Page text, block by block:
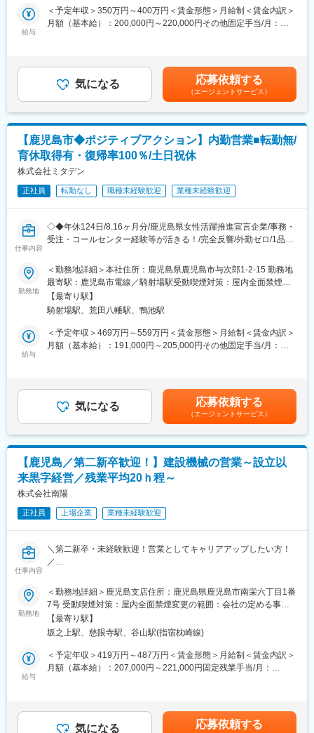
・残業月15時間以内
■企業魅力
大手企業との取引実績を持ち、建設業界向けのICT・DX支援を展
開。多様なIT商材を活用し、現場の効率化と省力化に貢献してい
ます。詳細は以下をご参照ください。
変更の範囲：会社の定める業務
いて帰るなど、ワークライフバランスが取れる環境です。
・現場納品、現場実測、見積作成
・工事関係者との打合せ、職人の手配
す。これまでの業務経験だけでなく、明るく、ハキハキとコミュ
ニケーションが取れる方を歓迎します！
■担当エリア：
各県に営業所がある為、県外出張はほとんどございません。
担当エリアでの営業活動を中心に実施頂きます！
■研修制度
未経験の方は、慣れるまで先輩社員が同行します。
★入社後1か月
からスタートし、メーカーさんの勉強会、ショールーム見学）
・電話受注からスタート
★3か月～半年
■当社について：
地域に密着した営業活動と 迅速な商品の流通、きめ細やかなサー
ビス体制の確立をめざして、九州一円にネットワークを整備。福
岡市天神の本社を拠点とし、福岡東・福岡西・福岡南・北九州・
山口・長崎・熊本・大分・宮崎・鹿児島に営業所、久留米に出張
所を展開しています。また、沖縄には総代理店を持ち、福岡本社
との密接な連携のもと、地域特有のニーズの発掘と地場の特性に
密着した活動を展開しています。
変更の範囲：会社の定める業務
給与
＜予定年収＞350万円～400万円＜賃金形態＞月給制＜賃金内訳＞
月額（基本給）：200,000円～220,000円その他固定手当/月：
有＜給与補足＞■昇給：あり■賞与：年2回（計3.20ヶ月分※前年度
実績）■固定残業手当：45時間分を営業手当として支給■その他固
定手当：・住宅（一律）手当：10,000円賃金はあくまでも目安の
金額であり、選考を通じて上下する可能性があります。月給(月額)
は固定手当を含めた表記です。
気になる 応募依頼する
（エージェントサービス）
【鹿児島市◆ポジティブアクション】内勤営業■転勤無/
育休取得有・復帰率100％/土日祝休
株式会社ミタデン
正社員 転勤なし 職種未経験歓迎 業種未経験歓迎
仕事内容
◇◆年休124日/8.16ヶ月分/鹿児島県女性活躍推進宣言企業/事務・
受注・コールセンター経験等が活きる！/完全反響/外勤ゼロ/1品
■職務内容：
自社HP・ECサイトからお問い合わせいただいたお客様に対し、
電話・メールを中心に、提案から受注（クロージング）までを行
う内勤営業職です。
▼詳細：
・電話・メールによる反響問い合わせ対応
・条件整理・受注に向けたクロージング
・社内（施工・手配部門）との連携・調整
<未経験者からでも活躍できる理由>
・「エアコンが壊れたので入れ替えたい」など必要に迫られたニ
ーズが多いため、受注率40％超と売りやすい環境。
・チーム制でリーダーや先輩からのフォローがあることに加えマ
ニュアルや事例紹介をPC上で閲覧できる仕組もあり安心です。
■研修：
未経験・業界知識がなくてもご活躍いただけるよう、段階的な研
修を用意しています。マニュアル・事例集や、先輩社員とのペア
制度のフォローもあり安心して業務に取り組めます。
・2週目：…見積システム・業務フロー研修
・3週目～1ヶ月…簡単な案件から実務スタート（上司/リーダー・
先輩社員がフォロー）
・部署人数：22名/男女比：1:1/20～30代が約7割程。
・分からないことはすぐに相談できる環境です。
勤務地
＜勤務地詳細＞本社住所：鹿児島県鹿児島市与次郎1-2-15 勤務地
最寄駅：鹿児島市電線／騎射場駅受動喫煙対策：屋内全面禁煙変
更の範囲：無
【最寄り駅】
騎射場駅、荒田八幡駅、鴨池駅
給与
＜予定年収＞469万円～559万円＜賃金形態＞月給制＜賃金内訳＞
月額（基本給）：191,000円～205,000円その他固定手当/月：
無＞有＜残業手当＞有＜給与補足＞■賞与：年2回（6月・12月／
前年度実績8.16ヶ月分）■モデル年収：580万円（入社3年目）、
680万円（入社7年目）、920万円（入社9年目）■各種手当：・職
能手当、役職手当、能力手当、資格手当、残業手当賃金はあくま
でも目安の金額であり、選考を通じて上下する可能性がありま
す。月給(月額)は固定手当を含めた表記です。
気になる 応募依頼する
（エージェントサービス）
【鹿児島／第二新卒歓迎！】建設機械の営業～設立以
来黒字経営／残業平均20ｈ程～
株式会社南陽
正社員 上場企業 業種未経験歓迎
仕事内容
＼第二新卒・未経験歓迎！営業としてキャリアアップしたい方！
／
FAシステムから環境プラントまで、お客様の多様なニーズに応え
る安定企業で働きませんか？
月残業平均20時間程度／平均勤続年数13年で腰を据えて長く働け
る環境です！
■業務概要：
建設機械の販売をお任せします。
取扱商品：土木・建設機械、環境関連機器、産業用車両、機械部
品など
勤務地
＜勤務地詳細＞鹿児島支店住所：鹿児島県鹿児島市南栄六丁目1番
7号 受動喫煙対策：屋内全面禁煙変更の範囲：会社の定める事業
所（リモートワーク含む）
【最寄り駅】
坂之上駅、慈眼寺駅、谷山駅(指宿枕崎線)
給与
＜予定年収＞419万円～487万円＜賃金形態＞月給制＜賃金内訳＞
月額（基本給）：207,000円～221,000円固定残業手当/月：
験・年齢等を考慮し、決定致します。■昇給：年1回（4月）■賞
与：年2回（7月、12月）賃金はあくまでも目安の金額であり、選
気になる 応募依頼する